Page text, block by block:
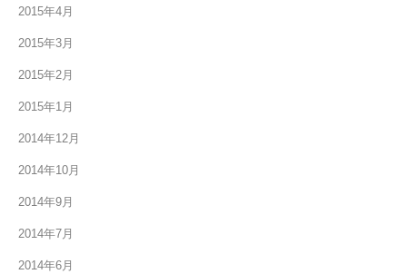
2015年4月
2015年3月
2015年2月
2015年1月
2014年12月
2014年10月
2014年9月
2014年7月
2014年6月